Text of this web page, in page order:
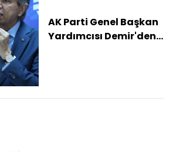
AK Parti Genel Başkan
Yardımcısı Demir'den